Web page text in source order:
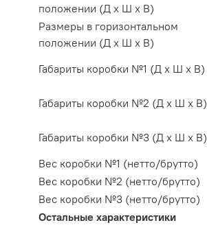
положении (Д х Ш х В)
Размеры в горизонтальном
положении (Д х Ш х В)
Габариты коробки №1 (Д х Ш х В)
Габариты коробки №2 (Д х Ш х В)
Габариты коробки №3 (Д х Ш х В)
Вес коробки №1 (нетто/брутто)
Вес коробки №2 (нетто/брутто)
Вес коробки №3 (нетто/брутто)
Остальные характеристики